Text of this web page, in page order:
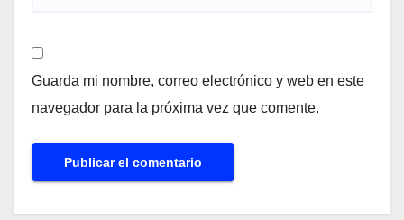
Guarda mi nombre, correo electrónico y web en este
navegador para la próxima vez que comente.